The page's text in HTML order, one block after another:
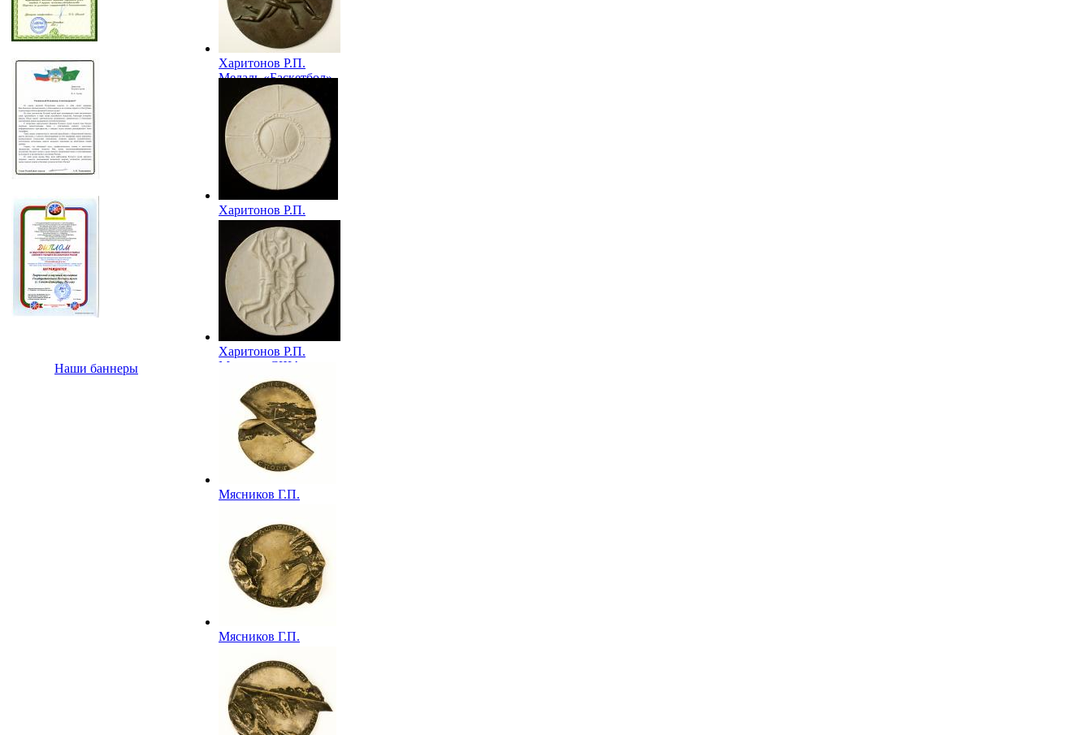
Наши баннеры
Харитонов Р.П.
Медаль «Баскетбол».
Харитонов Р.П.
Медаль «США –
родина баскетбола».
1989
Харитонов Р.П.
Медаль «США –
родина баскетбола».
1989
Мясников Г.П.
спорт». Из серии
«Небо спортивное».
1990
Мясников Г.П.
«Парашютный
спорт». Из серии
«Небо спортивное».
1990